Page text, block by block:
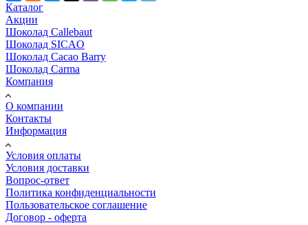
Каталог
Акции
Шоколад Callebaut
Шоколад SICAO
Шоколад Cacao Barry
Шоколад Carma
Компания
О компании
Контакты
Информация
Условия оплаты
Условия доставки
Вопрос-ответ
Политика конфиденциальности
Пользовательское соглашение
Договор - оферта